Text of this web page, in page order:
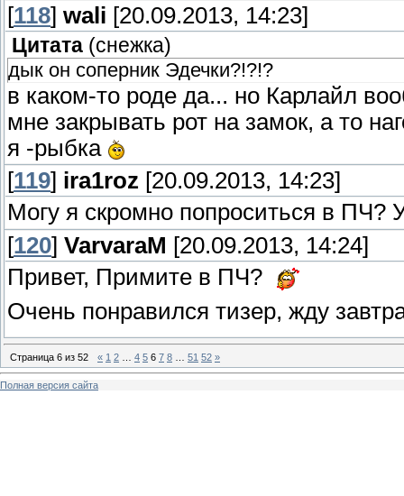
[118] wali [20.09.2013, 14:23]
Цитата (снежка)
дык он соперник Эдечки?!?!?
в каком-то роде да... но Карлайл
мне закрывать рот на замок, а то
я -рыбка
[119] ira1roz [20.09.2013, 14:23]
Могу я скромно попроситься в ПЧ?
[120] VarvaraM [20.09.2013, 14:24]
Привет, Примите в ПЧ?
Очень понравился тизер, жду
Страница 6 из 52 « 1 2 4 5 6 7 8 51 52 »
Полная версия сайта